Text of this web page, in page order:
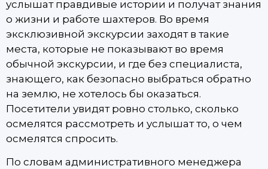
услышат правдивые истории и получат знания
о жизни и работе шахтеров. Во время
эксклюзивной экскурсии заходят в такие
места, которые не показывают во время
обычной экскурсии, и где без специалиста,
знающего, как безопасно выбраться обратно
на землю, не хотелось бы оказаться.
Посетители увидят ровно столько, сколько
осмелятся рассмотреть и услышат то, о чем
осмелятся спросить.
По словам административного менеджера